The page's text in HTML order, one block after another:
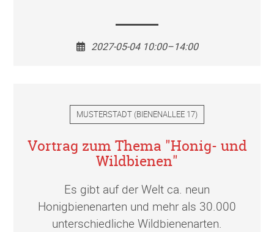
2027-05-04 10:00–14:00
MUSTERSTADT (BIENENALLEE 17)
Vortrag zum Thema "Honig- und
Wildbienen"
Es gibt auf der Welt ca. neun
Honigbienenarten und mehr als 30.000
unterschiedliche Wildbienenarten.